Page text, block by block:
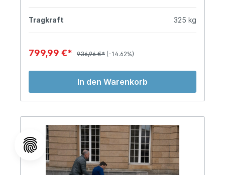
Tragkraft 325 kg
799,99 €* 936,96 €* (-14.62%)
In den Warenkorb